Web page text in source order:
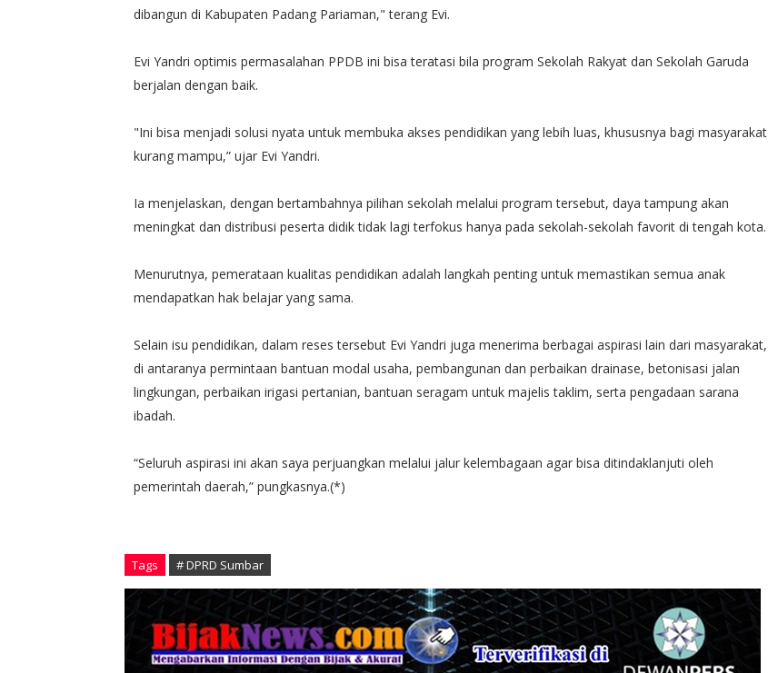
dibangun di Kabupaten Padang Pariaman," terang Evi.
Evi Yandri optimis permasalahan PPDB ini bisa teratasi bila program Sekolah Rakyat dan Sekolah Garuda
berjalan dengan baik.
"Ini bisa menjadi solusi nyata untuk membuka akses pendidikan yang lebih luas, khususnya bagi masyarakat
kurang mampu,” ujar Evi Yandri.
Ia menjelaskan, dengan bertambahnya pilihan sekolah melalui program tersebut, daya tampung akan
meningkat dan distribusi peserta didik tidak lagi terfokus hanya pada sekolah-sekolah favorit di tengah kota.
Menurutnya, pemerataan kualitas pendidikan adalah langkah penting untuk memastikan semua anak
mendapatkan hak belajar yang sama.
Selain isu pendidikan, dalam reses tersebut Evi Yandri juga menerima berbagai aspirasi lain dari masyarakat,
di antaranya permintaan bantuan modal usaha, pembangunan dan perbaikan drainase, betonisasi jalan
lingkungan, perbaikan irigasi pertanian, bantuan seragam untuk majelis taklim, serta pengadaan sarana
ibadah.
“Seluruh aspirasi ini akan saya perjuangkan melalui jalur kelembagaan agar bisa ditindaklanjuti oleh
pemerintah daerah,” pungkasnya.(*)
Tags # DPRD Sumbar